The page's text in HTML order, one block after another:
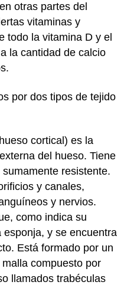
otras partes del
vitaminas y
todo la vitamina D y el
la cantidad de calcio
por dos tipos de tejido
cortical) es la
del hueso. Tiene
resistente.
y canales,
y nervios.
como indica su
y se encuentra
Está formado por un
compuesto por
llamados trabéculas